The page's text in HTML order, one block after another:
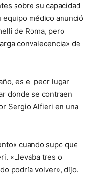
sobre su capacidad
equipo médico anunció
de Roma, pero
convalecencia» de
es el peor lugar
donde se contraen
Sergio Alfieri en una
cuando supo que
«Llevaba tres o
podría volver», dijo.